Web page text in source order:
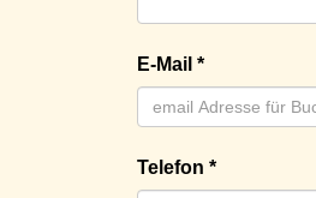
E-Mail *
Telefon *